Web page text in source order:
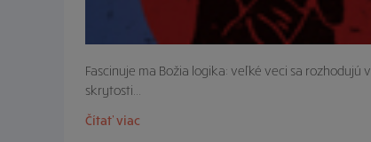
Fascinuje ma Božia logika: veľké veci sa rozhodujú v
skrytosti...
Čítať viac